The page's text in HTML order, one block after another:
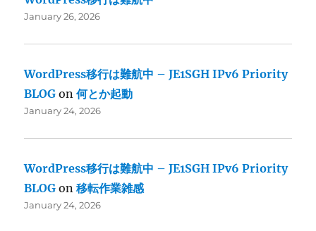
January 26, 2026
WordPress移行は難航中 – JE1SGH IPv6 Priority
BLOG on何とか起動
January 24, 2026
WordPress移行は難航中 – JE1SGH IPv6 Priority
BLOG on移転作業雑感
January 24, 2026